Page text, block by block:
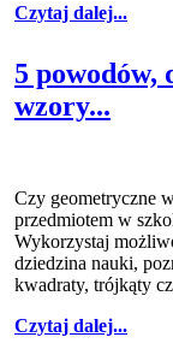
Czytaj dalej...
5 powodów,
wzory...
Czy geometryczne
przedmiotem w
Wykorzystaj
dziedzina nauki,
kwadraty, trójkąty
Czytaj dalej...